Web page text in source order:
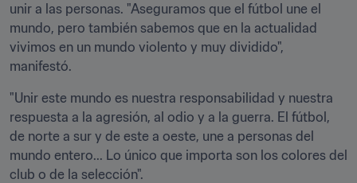
unir a las personas. "Aseguramos que el fútbol une el
mundo, pero también sabemos que en la actualidad
vivimos en un mundo violento y muy dividido",
manifestó.
"Unir este mundo es nuestra responsabilidad y nuestra
respuesta a la agresión, al odio y a la guerra. El fútbol,
de norte a sur y de este a oeste, une a personas del
mundo entero... Lo único que importa son los colores del
club o de la selección".